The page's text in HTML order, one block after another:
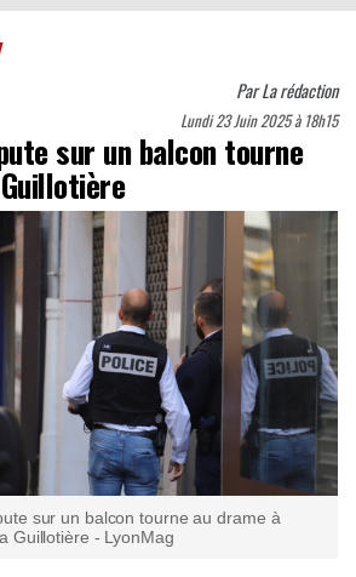
ParLa rédaction
Lundi 23 Juin 2025 à 18h15
sur un balcon tourne
sur un balcon tourne au drame à
Guillotière - LyonMag